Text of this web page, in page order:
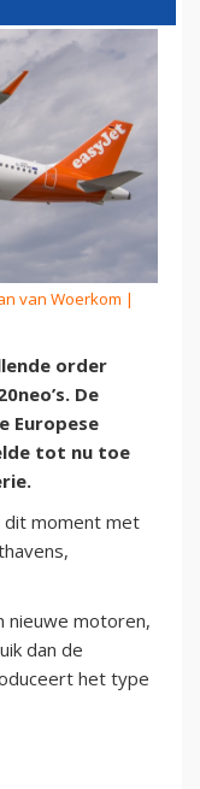
van Woerkom |
order
De
Europese
tot nu toe
dit moment met
nieuwe motoren,
dan de
het type